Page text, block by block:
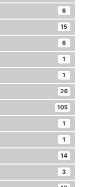
6
15
6
1
1
26
105
1
1
14
3